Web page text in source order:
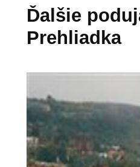
Ďalšie
Prehliadka